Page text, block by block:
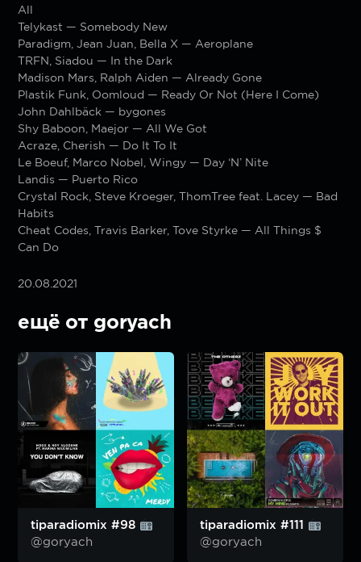
All
Telykast — Somebody New
Paradigm, Jean Juan, Bella X — Aeroplane
TRFN, Siadou — In the Dark
Madison Mars, Ralph Aiden — Already Gone
Plastik Funk, Oomloud — Ready Or Not (Here I Come)
John Dahlbäck — bygones
Shy Baboon, Maejor — All We Got
Acraze, Cherish — Do It To It
Le Boeuf, Marco Nobel, Wingy — Day ‘N’ Nite
Landis — Puerto Rico
Crystal Rock, Steve Kroeger, ThomTree feat. Lacey — Bad
Habits
Cheat Codes, Travis Barker, Tove Styrke — All Things $
Can Do
20.08.2021
ещё от goryach
tiparadiomix #98
@goryach
tiparadiomix #111
@goryach